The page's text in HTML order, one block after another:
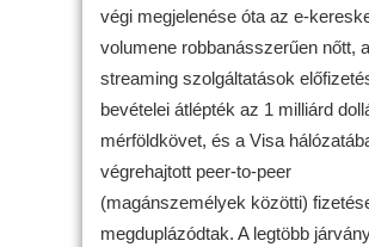
végi megjelenése óta az e-
volumene robbanásszerűen nőtt,
streaming szolgáltatások
bevételei átlépték az 1 milliárd
mérföldkövet, és a Visa
végrehajtott peer-to-peer
(magánszemélyek közötti)
megduplázódtak. A legtöbb